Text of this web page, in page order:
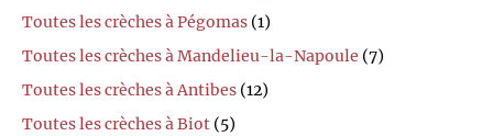
Toutes les crèches à Pégomas (1)
Toutes les crèches à Mandelieu-la-Napoule (7)
Toutes les crèches à Antibes (12)
Toutes les crèches à Biot (5)